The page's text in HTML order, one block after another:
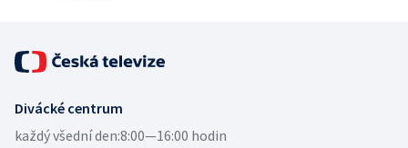
Divácké centrum
každý všední den:8:00—16:00 hodin